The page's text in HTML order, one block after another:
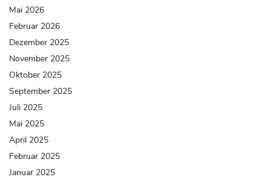
Mai 2026
Februar 2026
Dezember 2025
November 2025
Oktober 2025
September 2025
Juli 2025
Mai 2025
April 2025
Februar 2025
Januar 2025